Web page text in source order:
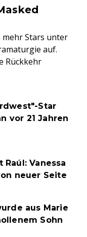
mehr Stars unter
auf.
Rückkehr
Star
vor 21 Jahren
Vanessa
neuer Seite
aus Marie
Sohn